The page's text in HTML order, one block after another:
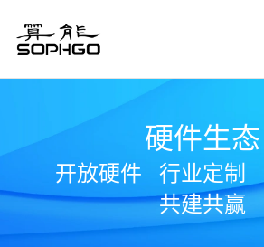
硬件生态
开放硬件 行业定制
共建共赢